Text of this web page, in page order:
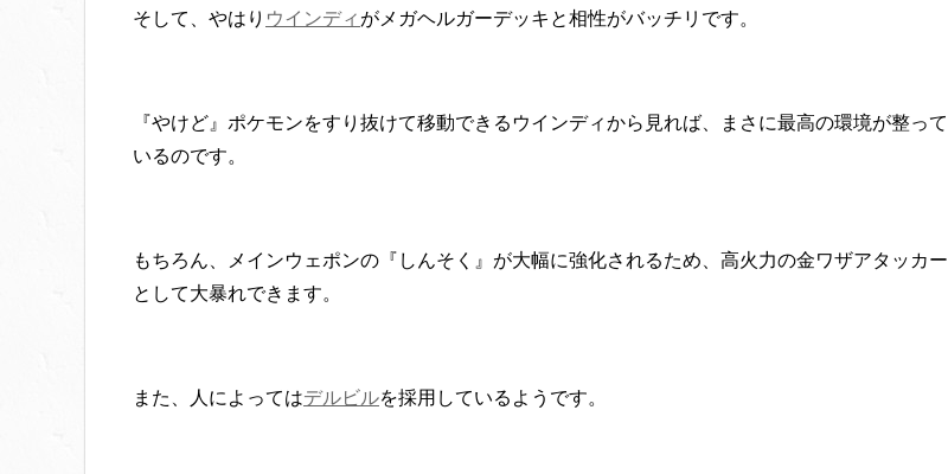
そして、やはり ウインディ がメガヘルガーデッキと相性がバッチリです。
『やけど』ポケモンをすり抜けて移動できるウインディから見れば、まさに最高の環境が整って
いるのです。
もちろん、メインウェポンの『しんそく』が大幅に強化されるため、高火力の金ワザアタッカー
として大暴れできます。
また、人によってはデルビルを採用しているようです。